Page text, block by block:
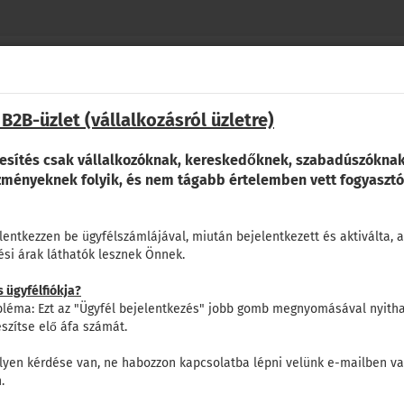
B2B-üzlet (vállalkozásról üzletre)
csak vállalkozóknak, kereskedőknek,
folyik, és nem tágabb értelemben vett
be ügyfélszámlájával, miután bejelentkezett és aktiválta,
árak láthatók lesznek Önnek.
ügyfélfiókja?
Ezt az "Ügyfél bejelentkezés" jobb gomb megnyomásával
elő áfa számát.
kérdése van, ne habozzon kapcsolatba lépni velünk e-mailben
szállítási ország
jelszó
sz.
Stb
PELLENC ERO %KORAI VÁSÁRLÁSI AKCIÓ%
MAIL CÍMÉT.